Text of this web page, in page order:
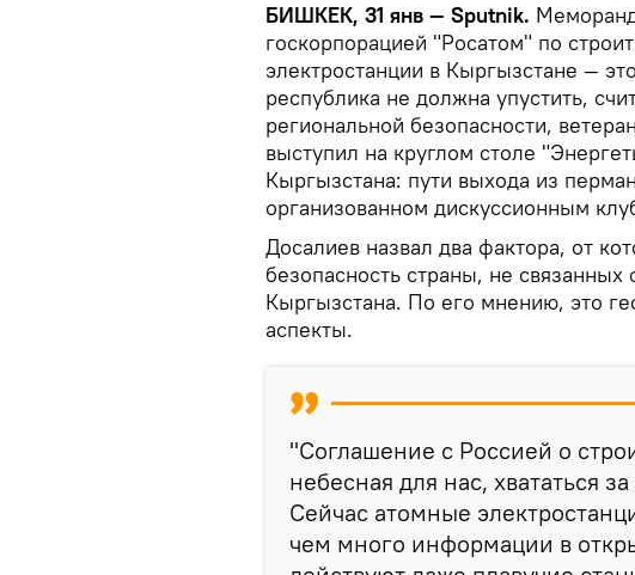
БИШКЕК, 31 янв — Sputnik.
госкорпорацией "Росатом" по
электростанции в Кыргызстане —
республика не должна упустить,
региональной безопасности,
выступил на круглом столе
Кыргызстана: пути выхода из
организованном дискуссионным
Досалиев назвал два фактора, от
безопасность страны, не
Кыргызстана. По его мнению, это
аспекты.
"Соглашение с Россией о
небесная для нас, хвататься
Сейчас атомные
чем много информации в